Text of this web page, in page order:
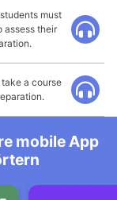
must
assess their
a course
mobile App